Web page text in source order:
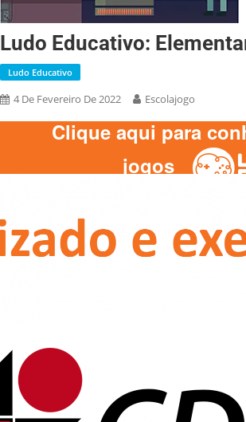
Ludo Educativo:
Ludo Educativo
4 De Fevereiro De 2022 Escolajogo